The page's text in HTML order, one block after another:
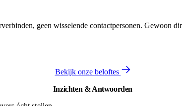
geen wisselende contactpersonen. Gewoon
Bekijk onze beloftes
Inzichten & Antwoorden